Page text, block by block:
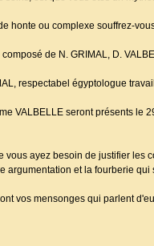
honte ou complexe souffrez-
de N. GRIMAL, D.
respectabel égyptologue
VALBELLE seront présents le
vous ayez besoin de justifier les
argumentation et la fourberie
vos mensonges qui parlent